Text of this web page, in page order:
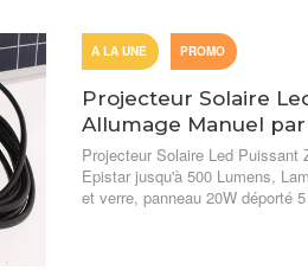
A LA UNE PROMO
Projecteur Solaire
Allumage Manuel
Projecteur Solaire Led Puissant
Epistar jusqu'à 500 Lumens,
et verre, panneau 20W déporté